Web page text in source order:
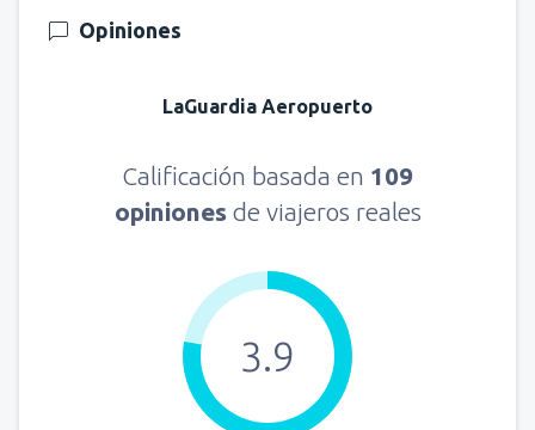
Opiniones
LaGuardia Aeropuerto
Calificación basada en 109
opiniones de viajeros reales
3.9